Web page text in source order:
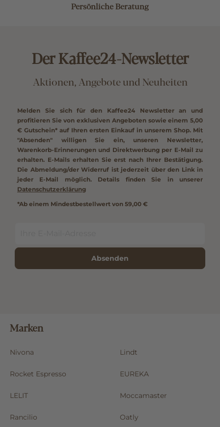
Persönliche Beratung
Der Kaffee24-Newsletter
Aktionen, Angebote und Neuheiten
Melden Sie sich für den Kaffee24 Newsletter an und
profitieren Sie von exklusiven Angeboten sowie einem 5,00
€ Gutschein* auf Ihren ersten Einkauf in unserem Shop. Mit
"Absenden" willigen Sie ein, unseren Newsletter,
Warenkorb-Erinnerungen und Direktwerbung per E-Mail zu
erhalten. E-Mails erhalten Sie erst nach Ihrer Bestätigung.
Die Abmeldung/der Widerruf ist jederzeit über den Link in
jeder E-Mail möglich. Details finden Sie in unserer
Datenschutzerklärung
*Ab einem Mindestbestellwert von 59,00 €
Absenden
Marken
Nivona Lindt
Rocket Espresso EUREKA
LELIT Moccamaster
Rancilio Oatly